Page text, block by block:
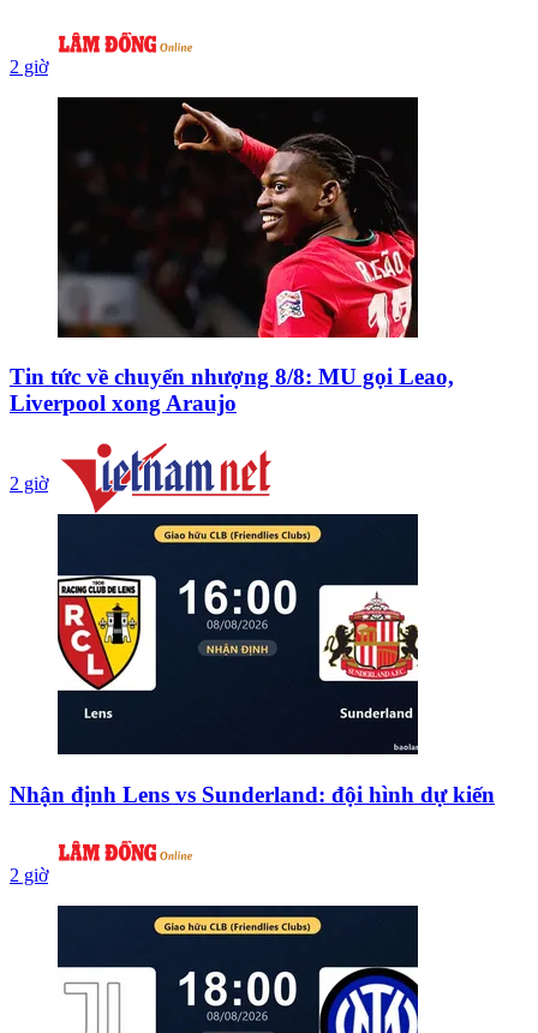
2 giờ
Tin tức về chuyển nhượng 8/8: MU gọi Leao,
Liverpool xong Araujo
2 giờ
Nhận định Lens vs Sunderland: đội hình dự kiến
2 giờ